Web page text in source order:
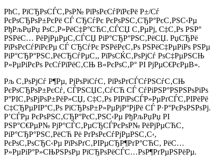
РћС‚ РїСЂРѕСЃС‚РѕР№ РїРѕРєСѓРїРєРё Р±/Сѓ
РєРѕСЂРѕР±РєРё СЃ СЂСѓРє РєРѕРЅС‚СЂР°РєС‚РЅС‹Рµ
РђРљРџРџ РѕС‚Р»РёС‡Р°СЋС‚СЃСЏ С‚РµРј, С‡С‚Рѕ РЅР°
РЅРёС… РёРјРµРµС‚СЃСЏ РіР°СЂР°РЅС‚РёСЏ. РџСЂРё
РїРѕРєСѓРїРєРµ СЃ СЂСѓРє РЅРёРєС‚Рѕ РЅРёС‡РµРіРѕ РЅРµ
РіР°СЂР°РЅС‚РёСЂСѓРµС‚, РїРѕСЌС‚РѕРјСѓ РѕС‡РµРЅСЊ
Р»РµРіРєРѕ РєСѓРїРёС‚СЊ В«РєРѕС‚Р° РІ РјРµС€РєРµВ».
Рљ С‚РѕРјСѓ Р¶Рµ, РјРѕРіСѓС‚ РїРѕРґСЃСѓРЅСѓС‚СЊ
РєРѕСЂРѕР±РєСѓ, СЃРЅСЏС‚СѓСЋ СЃ СѓРіРЅР°РЅРЅРѕРіРѕ
Р°РІС‚РѕРјРѕР±РёР»СЏ, С‡С‚Рѕ РІРїРѕСЃР»РµРґСЃС‚РІРёРё
С‡СЂРµРІР°С‚Рѕ РїСЂРѕР±Р»РµРјР°РјРё СЃ Р·Р°РєРѕРЅРѕРј.
Р’СЃРµ РєРѕРЅС‚СЂР°РєС‚РЅС‹Рµ РђРљРџРџ РІ
РЅР°С€РµР№ РјР°СЃС‚РµСЂСЃРєРѕР№ РёРјРµСЋС‚
РіР°СЂР°РЅС‚РёСЋ Рё РґРѕРєСѓРјРµРЅС‚С‹,
РєРѕС‚РѕСЂС‹Рµ РїРѕРґС‚РІРµСЂР¶РґР°СЋС‚ РёС…
Р»РµРіР°Р»СЊРЅРѕРµ РїСЂРѕРёСЃС…РѕР¶РґРµРЅРёРµ.